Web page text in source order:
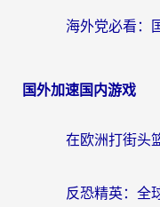
国外加速国内游戏